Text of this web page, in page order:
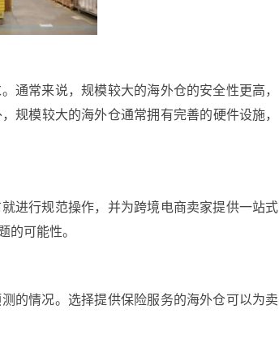
通常来说，规模较大的海外仓的安全性更高，
规模较大的海外仓通常拥有完善的硬件设施，
进行规范操作，并为跨境电商卖家提供一站式
的可能性。
的情况。选择提供保险服务的海外仓可以为卖